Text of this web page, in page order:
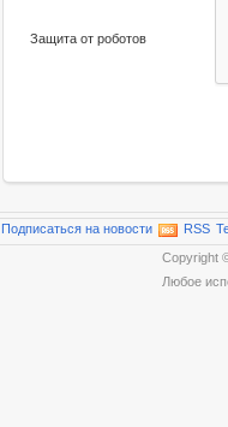
Защита от роботов
Подписаться на новости RSS
Любое